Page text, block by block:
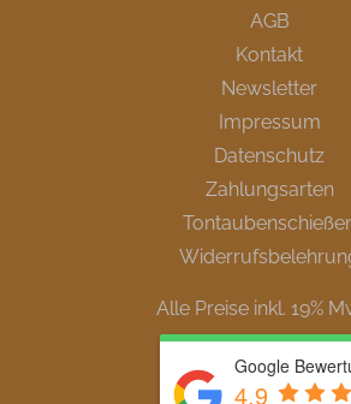
AGB
Kontakt
Newsletter
Impressum
Datenschutz
Zahlungsarten
Alle Preise inkl. 19%
Google
4.9